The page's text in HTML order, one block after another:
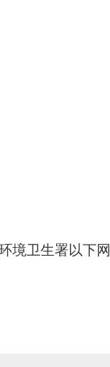
境卫生署以下网